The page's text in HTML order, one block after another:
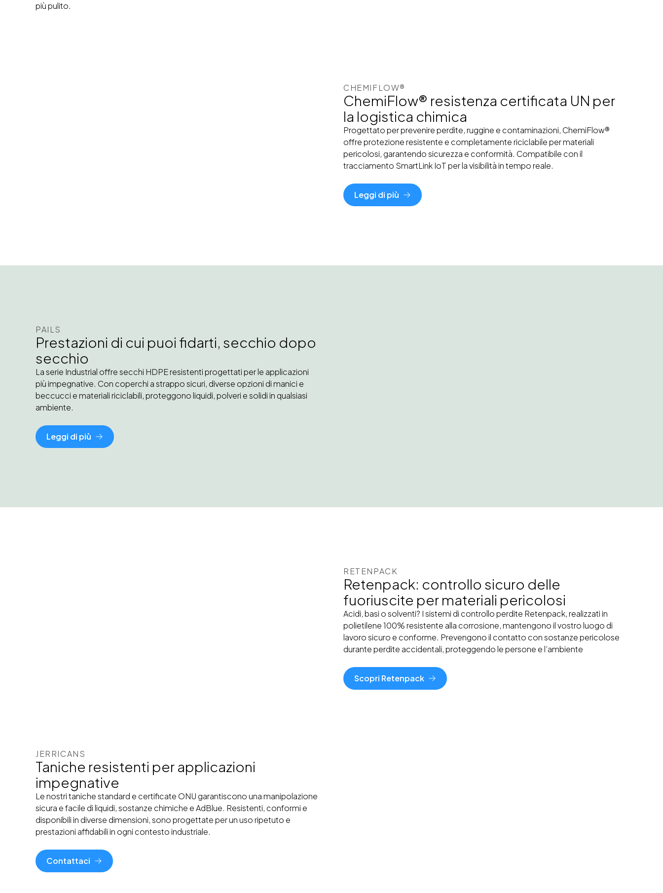
più pulito.
CHEMIFLOW®
ChemiFlow® resistenza certificata UN per
la logistica chimica
Progettato per prevenire perdite, ruggine e contaminazioni, ChemiFlow®
offre protezione resistente e completamente riciclabile per materiali
pericolosi, garantendo sicurezza e conformità. Compatibile con il
tracciamento SmartLink IoT per la visibilità in tempo reale.
Leggi di più
PAILS
Prestazioni di cui puoi fidarti, secchio dopo
secchio
La serie Industrial offre secchi HDPE resistenti progettati per le applicazioni
più impegnative. Con coperchi a strappo sicuri, diverse opzioni di manici e
beccucci e materiali riciclabili, proteggono liquidi, polveri e solidi in qualsiasi
ambiente.
Leggi di più
RETENPACK
Retenpack: controllo sicuro delle
fuoriuscite per materiali pericolosi
Acidi, basi o solventi? I sistemi di controllo perdite Retenpack, realizzati in
polietilene 100% resistente alla corrosione, mantengono il vostro luogo di
lavoro sicuro e conforme. Prevengono il contatto con sostanze pericolose
durante perdite accidentali, proteggendo le persone e l’ambiente
Scopri Retenpack
JERRICANS
Taniche resistenti per applicazioni
impegnative
Le nostri taniche standard e certificate ONU garantiscono una manipolazione
sicura e facile di liquidi, sostanze chimiche e AdBlue. Resistenti, conformi e
disponibili in diverse dimensioni, sono progettate per un uso ripetuto e
prestazioni affidabili in ogni contesto industriale.
Contattaci